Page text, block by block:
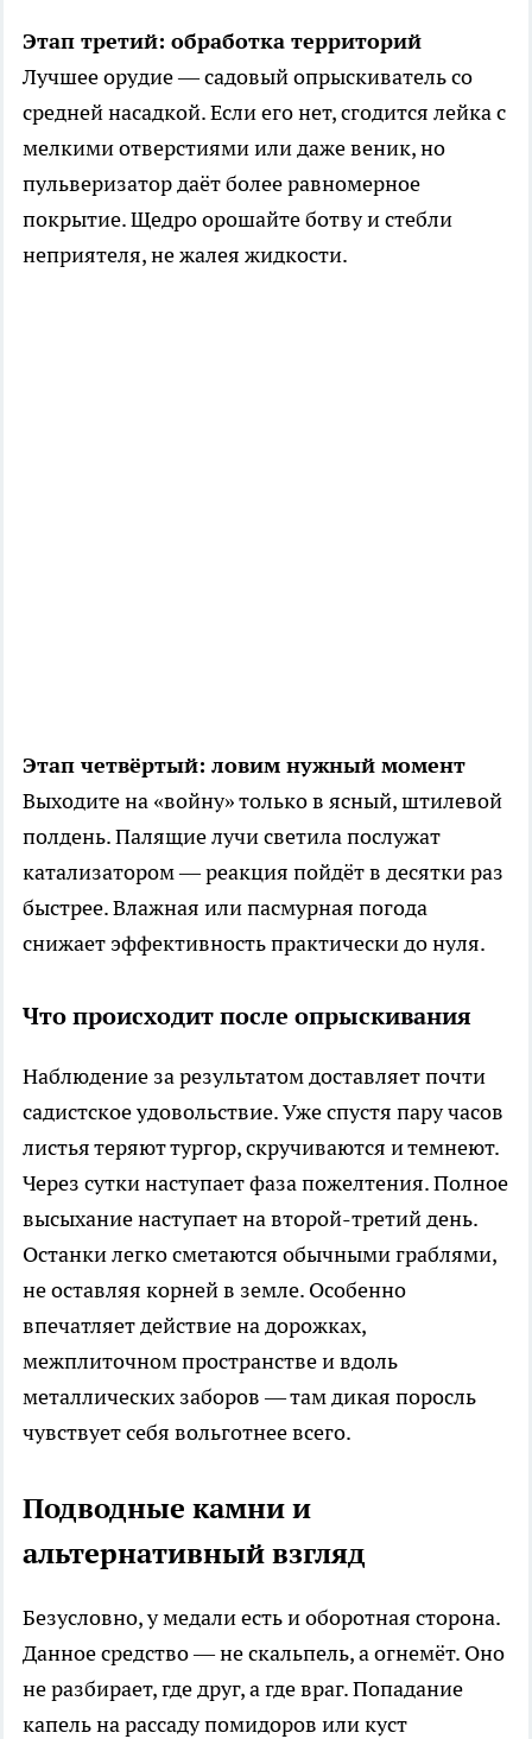
Этап третий: обработка территорий
Лучшее орудие — садовый опрыскиватель со
средней насадкой. Если его нет, сгодится лейка с
мелкими отверстиями или даже веник, но
пульверизатор даёт более равномерное
покрытие. Щедро орошайте ботву и стебли
неприятеля, не жалея жидкости.
Этап четвёртый: ловим нужный момент
Выходите на «войну» только в ясный, штилевой
полдень. Палящие лучи светила послужат
катализатором — реакция пойдёт в десятки раз
быстрее. Влажная или пасмурная погода
снижает эффективность практически до нуля.
Что происходит после опрыскивания
Наблюдение за результатом доставляет почти
садистское удовольствие. Уже спустя пару часов
листья теряют тургор, скручиваются и темнеют.
Через сутки наступает фаза пожелтения. Полное
высыхание наступает на второй-третий день.
Останки легко сметаются обычными граблями,
не оставляя корней в земле. Особенно
впечатляет действие на дорожках,
межплиточном пространстве и вдоль
металлических заборов — там дикая поросль
чувствует себя вольготнее всего.
Подводные камни и
альтернативный взгляд
Безусловно, у медали есть и оборотная сторона.
Данное средство — не скальпель, а огнемёт. Оно
не разбирает, где друг, а где враг. Попадание
капель на рассаду помидоров или куст